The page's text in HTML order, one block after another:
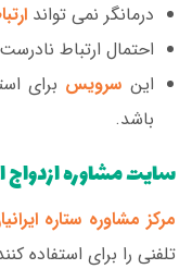
درمانگر نمی تواند
احتمال ارتباط
این سرویس برای
باشد.
سایت مشاوره ازدواج
مرکز مشاوره ستاره
تلفنی را برای استفاده